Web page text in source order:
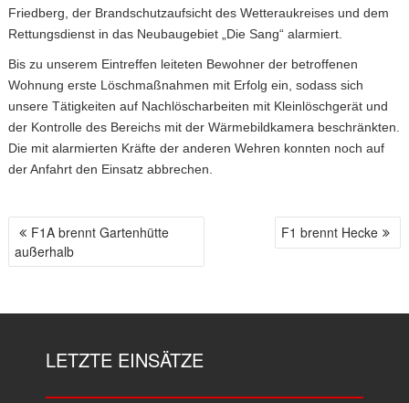
Friedberg, der Brandschutzaufsicht des Wetteraukreises und dem
Rettungsdienst in das Neubaugebiet „Die Sang“ alarmiert.
Bis zu unserem Eintreffen leiteten Bewohner der betroffenen
Wohnung erste Löschmaßnahmen mit Erfolg ein, sodass sich
unsere Tätigkeiten auf Nachlöscharbeiten mit Kleinlöschgerät und
der Kontrolle des Bereichs mit der Wärmebildkamera beschränkten.
Die mit alarmierten Kräfte der anderen Wehren konnten noch auf
der Anfahrt den Einsatz abbrechen.
B
E
F1A brennt Gartenhütte
außerhalb
F1 brennt Hecke
LETZTE EINSÄTZE